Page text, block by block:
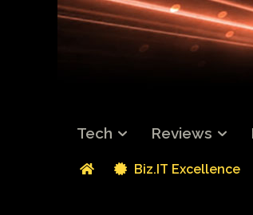
Tech Reviews
Biz.IT Excellence